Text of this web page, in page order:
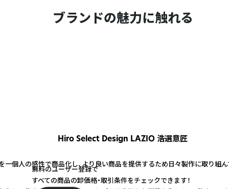
ブランドの魅力に触れる
Hiro Select Design LAZIO 浩選意匠
個人の感性で商品化し、より良い商品を提供するため日々製作に取り組ん
無料のユーザー登録で
すべての商品の卸価格・取引条件をチェックできます！